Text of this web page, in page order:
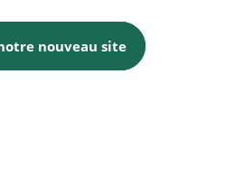
nouveau site